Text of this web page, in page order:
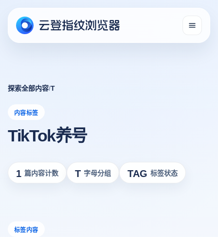
探索全部内容/T
内容标签
TikTok养号
1 篇内容计数 T 字母分组 TAG 标签状态
标签内容